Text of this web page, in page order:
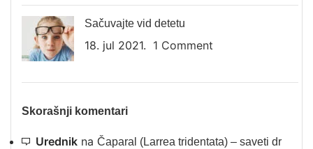
Sačuvajte vid detetu
18. jul 2021. 1 Comment
Skorašnji komentari
Urednik na Čaparal (Larrea tridentata) – saveti dr